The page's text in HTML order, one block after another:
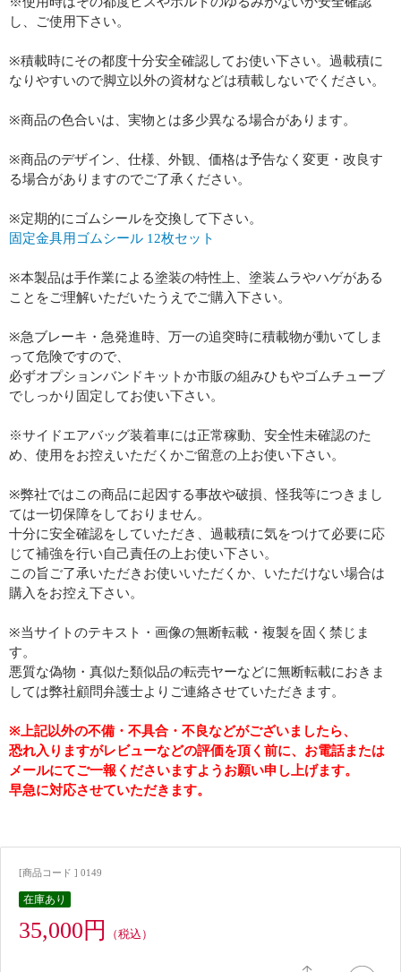
し、ご使用下さい。
※積載時にその都度十分安全確認してお使い下さい。過載積に
なりやすいので脚立以外の資材などは積載しないでください。
※商品の色合いは、実物とは多少異なる場合があります。
※商品のデザイン、仕様、外観、価格は予告なく変更・改良す
る場合がありますのでご了承ください。
※定期的にゴムシールを交換して下さい。
固定金具用ゴムシール 12枚セット
※本製品は手作業による塗装の特性上、塗装ムラやハゲがある
ことをご理解いただいたうえでご購入下さい。
※急ブレーキ・急発進時、万一の追突時に積載物が動いてしま
って危険ですので、
必ずオプションバンドキットか市販の組みひもやゴムチューブ
でしっかり固定してお使い下さい。
※サイドエアバッグ装着車には正常稼動、安全性未確認のた
め、使用をお控えいただくかご留意の上お使い下さい。
※弊社ではこの商品に起因する事故や破損、怪我等につきまし
ては一切保障をしておりません。
十分に安全確認をしていただき、過載積に気をつけて必要に応
じて補強を行い自己責任の上お使い下さい。
この旨ご了承いただきお使いいただくか、いただけない場合は
購入をお控え下さい。
※当サイトのテキスト・画像の無断転載・複製を固く禁じま
す。
悪質な偽物・真似た類似品の転売ヤーなどに無断転載におきま
しては弊社顧問弁護士よりご連絡させていただきます。
※上記以外の不備・不具合・不良などがございましたら、
恐れ入りますがレビューなどの評価を頂く前に、お電話または
メールにてご一報くださいますようお願い申し上げます。
早急に対応させていただきます。
[商品コード ] 0149
在庫あり
35,000円 （税込）